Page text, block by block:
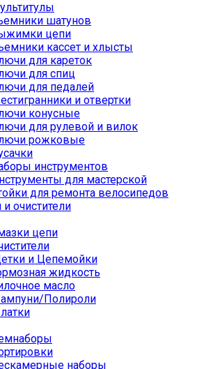
шатунов
цепи
кассет и хлысты
для кареток
для спиц
для педалей
и отвертки
конусные
для рулевой и вилок
рожковые
инструментов
для мастерской
для ремонта велосипедов
очистители
цепи
и Цепемойки
жидкость
масло
Полироли
наборы